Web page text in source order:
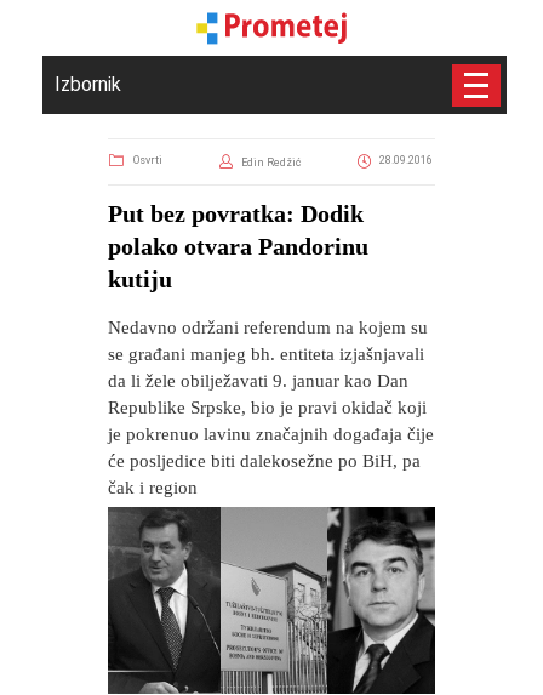
Izbornik
Osvrti Edin Redžić 28.09.2016
Put bez povratka: Dodik
polako otvara Pandorinu
kutiju
Nedavno održani referendum na kojem su
se građani manjeg bh. entiteta izjašnjavali
da li žele obilježavati 9. januar kao Dan
Republike Srpske, bio je pravi okidač koji
je pokrenuo lavinu značajnih događaja čije
će posljedice biti dalekosežne po BiH, pa
čak i region